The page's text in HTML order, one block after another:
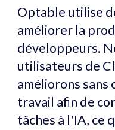
Optable utilise
améliorer la
développeurs.
utilisateurs de
améliorons sans
travail afin de
tâches à l'IA, ce